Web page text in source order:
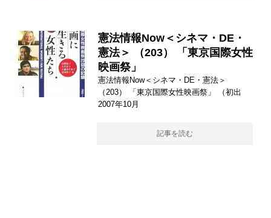
憲法情報Now＜シネマ・DE・
憲法＞ （203） 「東京国際女性
映画祭」
憲法情報Now＜シネマ・DE・憲法＞
（203） 「東京国際女性映画祭」 （初出
2007年10月
記事を読む